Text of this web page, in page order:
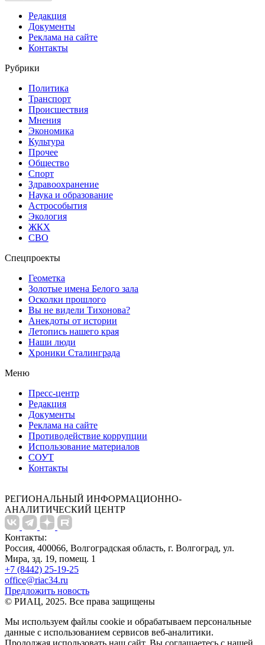
Редакция
Документы
Реклама на сайте
Контакты
Рубрики
Политика
Транспорт
Происшествия
Мнения
Экономика
Культура
Прочее
Общество
Спорт
Здравоохранение
Наука и образование
Астрособытия
Экология
ЖКХ
СВО
Спецпроекты
Геометка
Золотые имена Белого зала
Осколки прошлого
Вы не видели Тихонова?
Анекдоты от истории
Летопись нашего края
Наши люди
Хроники Сталинграда
Меню
Пресс-центр
Редакция
Документы
Реклама на сайте
Противодействие коррупции
Использование материалов
СОУТ
Контакты
РЕГИОНАЛЬНЫЙ ИНФОРМАЦИОННО-
АНАЛИТИЧЕСКИЙ ЦЕНТР
Контакты:
Россия, 400066, Волгоградская область, г. Волгоград, ул.
Мира, зд. 19, помещ. 1
+7 (8442) 25-19-25
office@riac34.ru
Предложить новость
© РИАЦ, 2025. Все права защищены
Мы используем файлы сookie и обрабатываем персональные
данные с использованием сервисов веб-аналитики.
Продолжая использовать наш сайт, Вы соглашаетесь с нашей